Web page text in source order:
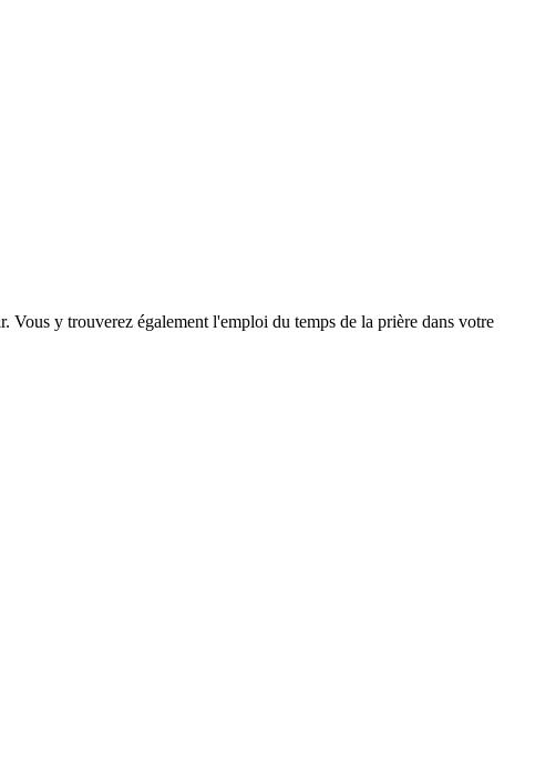
Vous y trouverez également l'emploi du temps de la prière dans votre